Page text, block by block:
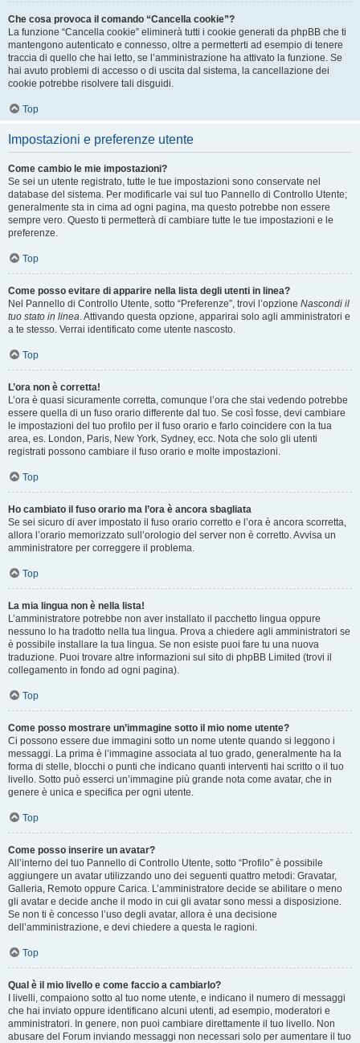
Che cosa provoca il comando “Cancella cookie”?
La funzione “Cancella cookie” eliminerà tutti i cookie generati da phpBB che ti
mantengono autenticato e connesso, oltre a permetterti ad esempio di tenere
traccia di quello che hai letto, se l’amministrazione ha attivato la funzione. Se
hai avuto problemi di accesso o di uscita dal sistema, la cancellazione dei
cookie potrebbe risolvere tali disguidi.
Top
Impostazioni e preferenze utente
Come cambio le mie impostazioni?
Se sei un utente registrato, tutte le tue impostazioni sono conservate nel
database del sistema. Per modificarle vai sul tuo Pannello di Controllo Utente;
generalmente sta in cima ad ogni pagina, ma questo potrebbe non essere
sempre vero. Questo ti permetterà di cambiare tutte le tue impostazioni e le
preferenze.
Top
Come posso evitare di apparire nella lista degli utenti in linea?
Nel Pannello di Controllo Utente, sotto “Preferenze”, trovi l’opzione Nascondi il
tuo stato in linea. Attivando questa opzione, apparirai solo agli amministratori e
a te stesso. Verrai identificato come utente nascosto.
Top
L’ora non è corretta!
L’ora è quasi sicuramente corretta, comunque l’ora che stai vedendo potrebbe
essere quella di un fuso orario differente dal tuo. Se così fosse, devi cambiare
le impostazioni del tuo profilo per il fuso orario e farlo coincidere con la tua
area, es. London, Paris, New York, Sydney, ecc. Nota che solo gli utenti
registrati possono cambiare il fuso orario e molte impostazioni.
Top
Ho cambiato il fuso orario ma l’ora è ancora sbagliata
Se sei sicuro di aver impostato il fuso orario corretto e l’ora è ancora scorretta,
allora l’orario memorizzato sull’orologio del server non è corretto. Avvisa un
amministratore per correggere il problema.
Top
La mia lingua non è nella lista!
L’amministratore potrebbe non aver installato il pacchetto lingua oppure
nessuno lo ha tradotto nella tua lingua. Prova a chiedere agli amministratori se
è possibile installare la tua lingua. Se non esiste puoi fare tu una nuova
traduzione. Puoi trovare altre informazioni sul sito di phpBB Limited (trovi il
collegamento in fondo ad ogni pagina).
Top
Come posso mostrare un’immagine sotto il mio nome utente?
Ci possono essere due immagini sotto un nome utente quando si leggono i
messaggi. La prima è l’immagine associata al tuo grado, generalmente ha la
forma di stelle, blocchi o punti che indicano quanti interventi hai scritto o il tuo
livello. Sotto può esserci un’immagine più grande nota come avatar, che in
genere è unica e specifica per ogni utente.
Top
Come posso inserire un avatar?
All’interno del tuo Pannello di Controllo Utente, sotto “Profilo” è possibile
aggiungere un avatar utilizzando uno dei seguenti quattro metodi: Gravatar,
Galleria, Remoto oppure Carica. L’amministratore decide se abilitare o meno
gli avatar e decide anche il modo in cui gli avatar sono messi a disposizione.
Se non ti è concesso l’uso degli avatar, allora è una decisione
dell’amministrazione, e devi chiedere a questa le ragioni.
Top
Qual è il mio livello e come faccio a cambiarlo?
I livelli, compaiono sotto al tuo nome utente, e indicano il numero di messaggi
che hai inviato oppure identificano alcuni utenti, ad esempio, moderatori e
amministratori. In genere, non puoi cambiare direttamente il tuo livello. Non
abusare del Forum inviando messaggi non necessari solo per aumentare il tuo